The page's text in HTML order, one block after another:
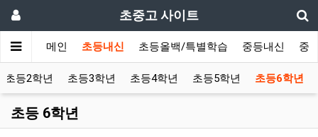
초중고 사이트
메인 초등내신 초등올백/특별학습 중등내신 중
초등2학년 초등3학년 초등4학년 초등5학년 초등6학년
초등 6학년